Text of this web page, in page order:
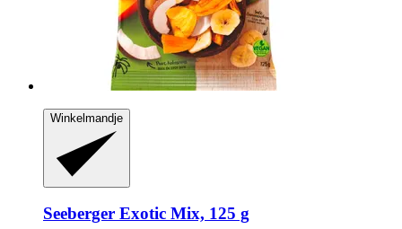
Winkelmandje
Seeberger Exotic Mix, 125 g